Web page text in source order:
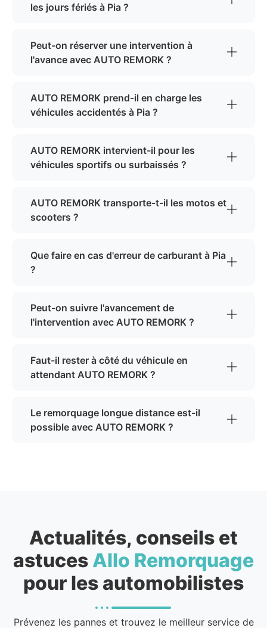
les jours fériés à Pia ?
Peut-on réserver une intervention à
l'avance avec AUTO REMORK ?
AUTO REMORK prend-il en charge les
véhicules accidentés à Pia ?
AUTO REMORK intervient-il pour les
véhicules sportifs ou surbaissés ?
AUTO REMORK transporte-t-il les motos et
scooters ?
Que faire en cas d'erreur de carburant à Pia
?
Peut-on suivre l'avancement de
l'intervention avec AUTO REMORK ?
Faut-il rester à côté du véhicule en
attendant AUTO REMORK ?
Le remorquage longue distance est-il
possible avec AUTO REMORK ?
Actualités, conseils et
astuces Allo Remorquage
pour les automobilistes
Prévenez les pannes et trouvez le meilleur service de